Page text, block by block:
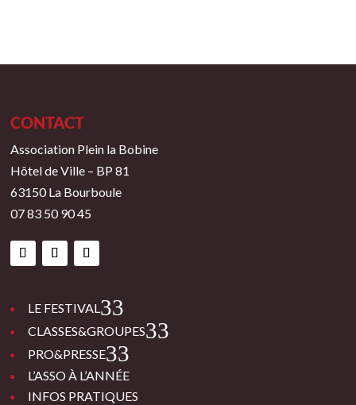
CONTACT
Association Plein la Bobine
Hôtel de Ville – BP 81
63150 La Bourboule
07 83 50 90 45
LE FESTIVAL 3
CLASSES&GROUPES 3
PRO&PRESSE 3
L’ASSO À L’ANNÉE
INFOS PRATIQUES